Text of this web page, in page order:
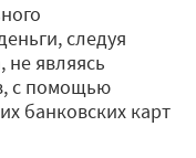
следуя
не являясь
с помощью
банковских карт